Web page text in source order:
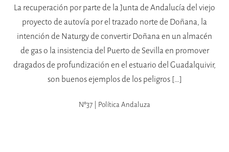
La recuperación por parte de la Junta de Andalucía del viejo
proyecto de autovía por el trazado norte de Doñana, la
intención de Naturgy de convertir Doñana en un almacén
de gas o la insistencia del Puerto de Sevilla en promover
dragados de profundización en el estuario del Guadalquivir,
son buenos ejemplos de los peligros […]
Nº37 | Política Andaluza